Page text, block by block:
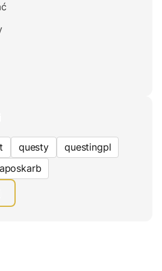
questy
questingpl